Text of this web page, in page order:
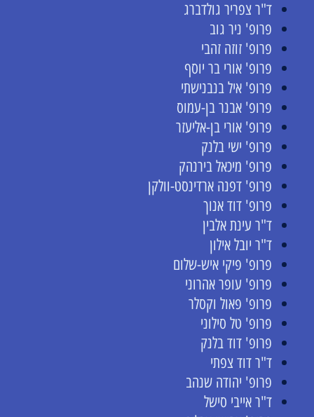
ד"ר צפריר גולדברג
פרופ' ניר גוב
פרופ' זוזה זהבי
פרופ' אורי בר יוסף
פרופ' איל בנבנישתי
פרופ' אבנר בן-עמוס
פרופ' אורי בן-אליעזר
פרופ' ישי בלנק
פרופ' מיכאל בירנהק
פרופ' דפנה ארדינסט-וולקן
פרופ' דוד אנוך
ד"ר עינת אלבין
ד"ר יובל אילון
פרופ' פיקי איש-שלום
פרופ' עופר אהרוני
פרופ' פאול וקסלר
פרופ' טל סילוני
פרופ' דוד בלנק
ד"ר דוד צפתי
פרופ' יהודה שנהב
ד"ר אייבי סישל